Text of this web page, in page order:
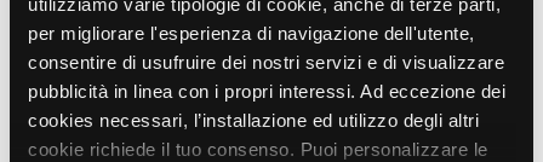
utilizziamo varie tipologie di cookie, anche di terze parti,
per migliorare l'esperienza di navigazione dell'utente,
consentire di usufruire dei nostri servizi e di visualizzare
pubblicità in linea con i propri interessi. Ad eccezione dei
cookies necessari, l’installazione ed utilizzo degli altri
cookie richiede il tuo consenso. Puoi personalizzare le